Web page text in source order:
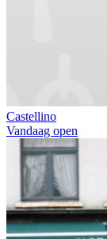
Castellino
Vandaag open